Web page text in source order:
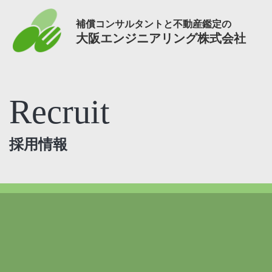
補償コンサルタントと不動産鑑定の
大阪エンジニアリング株式会社
Recruit
採用情報